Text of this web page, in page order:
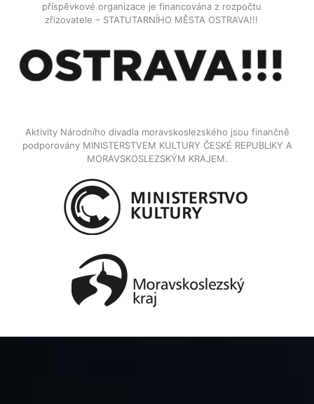
příspěvkové organizace je financována z rozpočtu
zřizovatele – STATUTARNÍHO MĚSTA OSTRAVA!!!
Aktivity Národního divadla moravskoslezského jsou finančně
podporovány MINISTERSTVEM KULTURY ČESKÉ REPUBLIKY A
MORAVSKOSLEZSKÝM KRAJEM.